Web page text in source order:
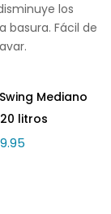
los
basura. Fácil de
Mediano
litros